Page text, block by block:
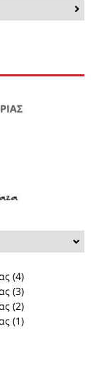
(4)
(3)
(2)
(1)